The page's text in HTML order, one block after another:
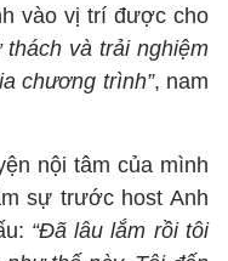
vào vị trí được cho
và trải nghiệm
chương trình”, nam
nội tâm của mình
sự trước host Anh
“Đã lâu lắm rồi tôi